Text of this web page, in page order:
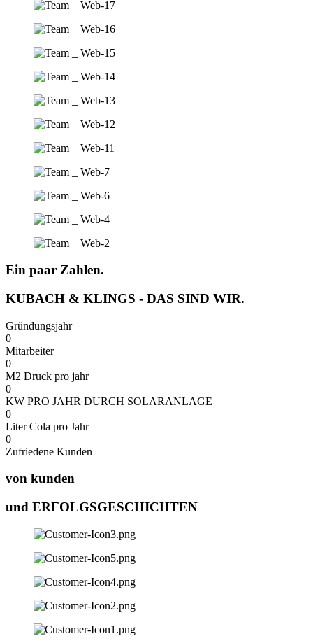
Ein paar Zahlen.
KUBACH & KLINGS - DAS SIND WIR.
Gründungsjahr
0
Mitarbeiter
0
M2 Druck pro jahr
0
KW PRO JAHR DURCH SOLARANLAGE
0
Liter Cola pro Jahr
0
Zufriedene Kunden
von kunden
und ERFOLGSGESCHICHTEN